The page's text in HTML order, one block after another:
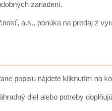
zariadení.
a.s., ponúka na predaj z
popisu nájdete kliknutím na
diel alebo potreby